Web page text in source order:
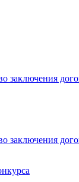
заключения
заключения